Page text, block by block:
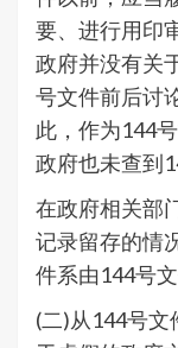
要、进行用印
政府并没有关
号文件前后讨
此，作为144
政府也未查到
在政府相关部
记录留存的情
件系由144号
(二)从144号